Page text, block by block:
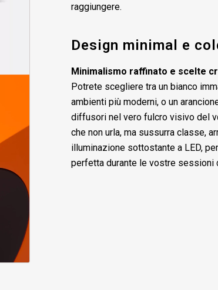
raggiungere.
Design minimal e
Minimalismo raffinato e scelte
Potrete scegliere tra un bianco
ambienti più moderni, o un
diffusori nel vero fulcro visivo del
che non urla, ma sussurra classe,
illuminazione sottostante a LED,
perfetta durante le vostre sessioni